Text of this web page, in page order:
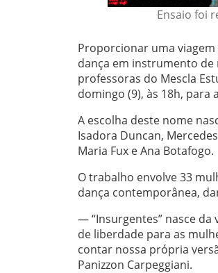
Ensaio foi
Proporcionar uma
dança em instrumento de
professoras do Mescla
domingo (9), às 18h, para
A escolha deste nome
Isadora Duncan,
Maria Fux e Ana Botafogo.
O trabalho envolve 33
dança contemporânea,
— “Insurgentes” nasce
de liberdade para as
contar nossa própria
Panizzon Carpeggiani.